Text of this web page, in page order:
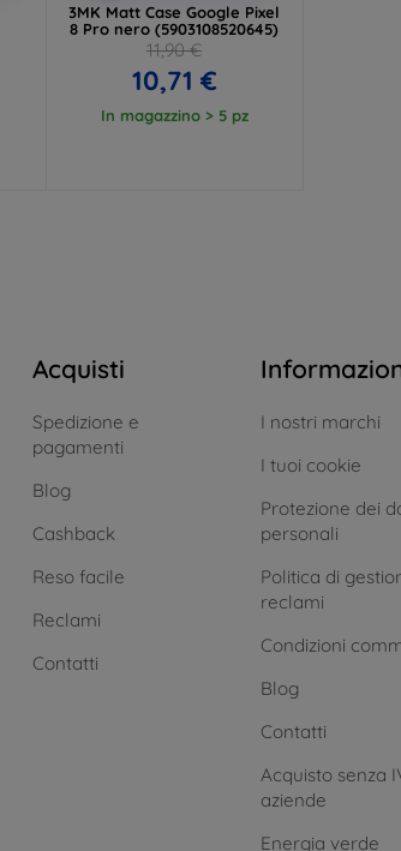
3MK Matt Case Google Pixel
8 Pro nero (5903108520645)
11,90 €
10,71 €
In magazzino > 5 pz
Acquisti
Spedizione e
pagamenti
Blog
Cashback
Reso facile
Reclami
Contatti
I nostri marchi
I tuoi cookie
Protezione dei
personali
Politica di
reclami
Condizioni
Blog
Contatti
Acquisto senza
aziende
Energia verde